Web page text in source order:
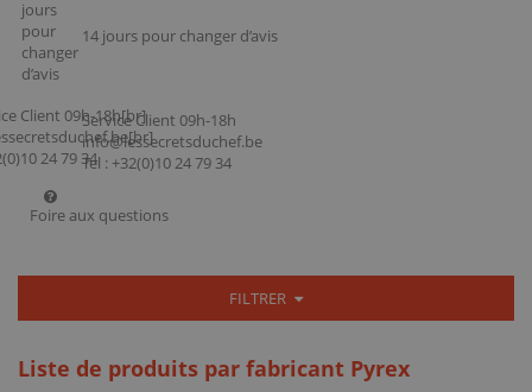
14 jours pour changer d’avis
Service Client 09h-18h
info@lessecretsduchef.be
Tel : +32(0)10 24 79 34
Foire aux questions
FILTRER
Liste de produits par fabricant Pyrex